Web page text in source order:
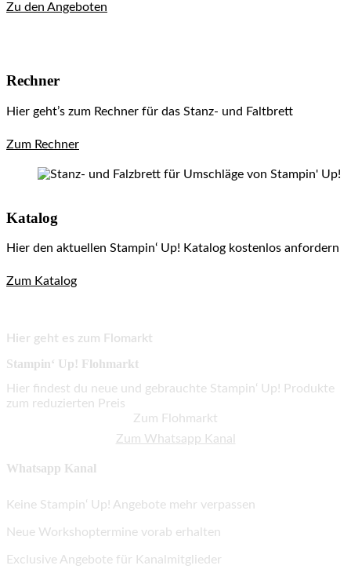
Zu den Angeboten
Rechner
Hier geht’s zum Rechner für das Stanz- und Faltbrett
Zum Rechner
Katalog
Hier den aktuellen Stampin‘ Up! Katalog kostenlos anfordern
Zum Katalog
Hier geht es zum Flomarkt
Stampin‘ Up! Flohmarkt
Hier findest du neue und gebrauchte Stampin‘ Up! Produkte
zum reduzierten Preis
Zum Flohmarkt
Zum Whatsapp Kanal
Whatsapp Kanal
Keine Stampin‘ Up! Angebote mehr verpassen
Neue Workshoptermine vorab erhalten
Exclusive Angebote für Kanalmitglieder